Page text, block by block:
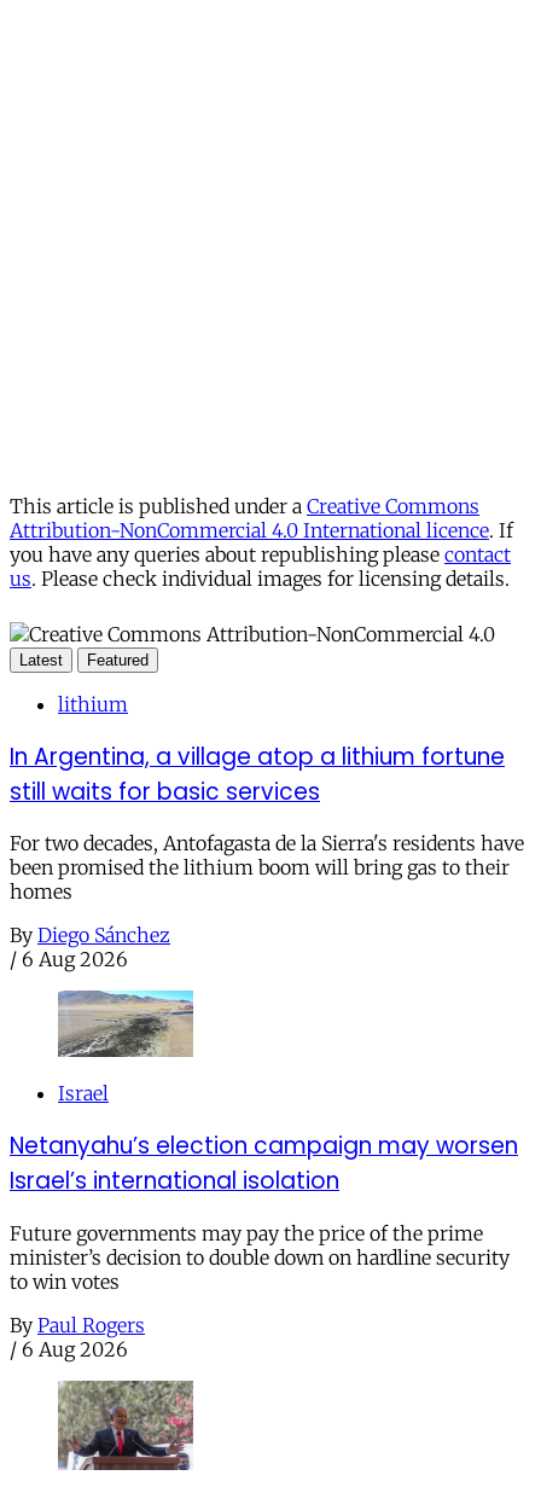
This article is published under a Creative Commons
Attribution-NonCommercial 4.0 International licence. If
you have any queries about republishing please contact
us. Please check individual images for licensing details.
Latest Featured
lithium
In Argentina, a village atop a lithium fortune
still waits for basic services
For two decades, Antofagasta de la Sierra's residents have
been promised the lithium boom will bring gas to their
homes
By Diego Sánchez
/ 6 Aug 2026
Israel
Netanyahu’s election campaign may worsen
Israel’s international isolation
Future governments may pay the price of the prime
minister’s decision to double down on hardline security
to win votes
By Paul Rogers
/ 6 Aug 2026